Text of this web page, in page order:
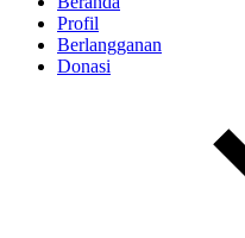
Profil
Berlangganan
Donasi